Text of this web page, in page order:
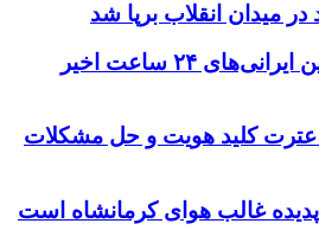
میدان انقلاب برپا شد
این سه نفر بد اخلاق‌ترین ایرانی‌های ۲۴ ساعت اخیر
عترت کلید هویت و حل مشکلات
غالب هوای کرمانشاه است